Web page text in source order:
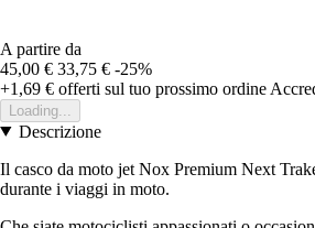
A partire da
45,00 € 33,75 € -25%
+1,69 € offerti sul tuo prossimo ordine
Loading...
Descrizione
Il casco da moto jet Nox Premium Next
durante i viaggi in moto.